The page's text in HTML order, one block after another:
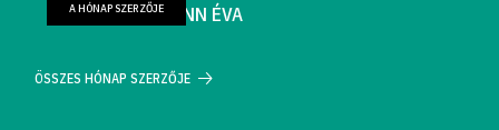
FARKAS WELLMANN ÉVA
A HÓNAP SZERZŐJE
ÖSSZES HÓNAP SZERZŐJE